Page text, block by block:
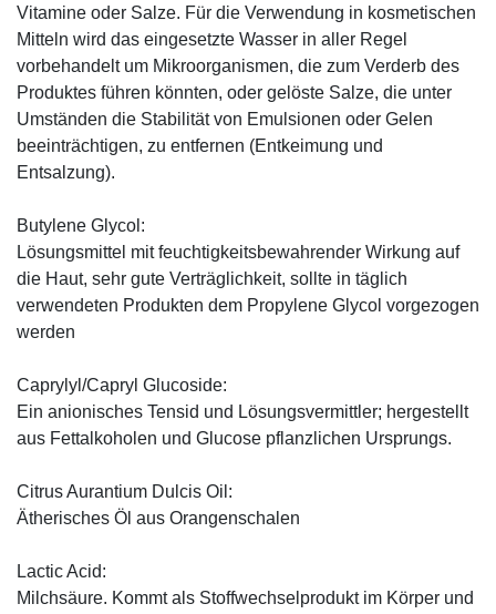
Vitamine oder Salze. Für die Verwendung in kosmetischen
Mitteln wird das eingesetzte Wasser in aller Regel
vorbehandelt um Mikroorganismen, die zum Verderb des
Produktes führen könnten, oder gelöste Salze, die unter
Umständen die Stabilität von Emulsionen oder Gelen
beeinträchtigen, zu entfernen (Entkeimung und
Entsalzung).
Butylene Glycol:
Lösungsmittel mit feuchtigkeitsbewahrender Wirkung auf
die Haut, sehr gute Verträglichkeit, sollte in täglich
verwendeten Produkten dem Propylene Glycol vorgezogen
werden
Caprylyl/Capryl Glucoside:
Ein anionisches Tensid und Lösungsvermittler; hergestellt
aus Fettalkoholen und Glucose pflanzlichen Ursprungs.
Citrus Aurantium Dulcis Oil:
Ätherisches Öl aus Orangenschalen
Lactic Acid:
Milchsäure. Kommt als Stoffwechselprodukt im Körper und